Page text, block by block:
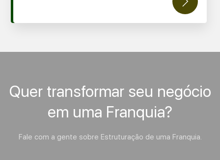
Quer transformar seu negócio
em uma Franquia?
Fale com a gente sobre Estruturação de uma Franquia.